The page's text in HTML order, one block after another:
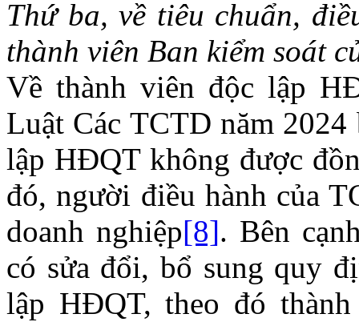
Thứ ba,về tiêu chuẩn,
thành viên Ban kiểm soát
Về thành viên độc lập
Luật Các TCTD năm
lập HĐQT không được
đó, người điều hành của
doanh nghiệp[8]. Bên
có sửa đổi, bổ sung quy
lập HĐQT, theo đó